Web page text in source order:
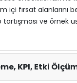
içi fırsat alanlarını
tartışması ve örnek
KPI, Etki